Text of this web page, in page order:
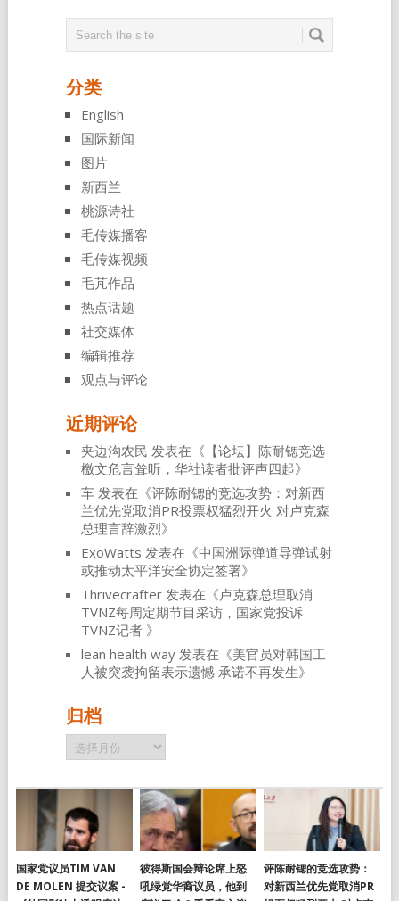
分类
English
国际新闻
图片
新西兰
桃源诗社
毛传媒播客
毛传媒视频
毛芃作品
热点话题
社交媒体
编辑推荐
观点与评论
近期评论
夹边沟农民 发表在《 【论坛】陈耐锶竞选
檄文危言耸听，华社读者批评声四起》
车发表在《评陈耐锶的竞选攻势：对新西
兰优先党取消PR投票权猛烈开火 对卢克森
总理言辞激烈》
ExoWatts 发表在《中国洲际弹道导弹试射
或推动太平洋安全协定签署》
Thrivecrafter发表在《卢克森总理取消
TVNZ每周定期节目采访，国家党投诉
TVNZ记者 》
lean health way发表在《美官员对韩国工
人被突袭拘留表示遗憾 承诺不再发生》
归档
归
档
国家党议员TIM VAN
DE MOLEN 提交议案 -
彼得斯国会辩论席上怒
吼绿党华裔议员，他到
评陈耐锶的竞选攻势：
对新西兰优先党取消PR